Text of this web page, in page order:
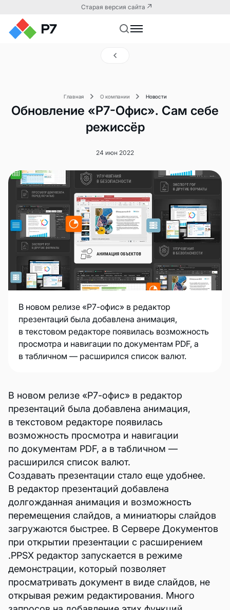
Старая версия сайта
Главная О компании Новости
Обновление «Р7-Офис». Сам себе
режиссёр
24 июн 2022
В новом релизе «Р7-офис» в редактор
презентаций была добавлена анимация,
в текстовом редакторе появилась возможность
просмотра и навигации по документам PDF, а
в табличном — расширился список валют.
В новом релизе «Р7-офис» в редактор
презентаций была добавлена анимация,
в текстовом редакторе появилась
возможность просмотра и навигации
по документам PDF, а в табличном —
расширился список валют.
Создавать презентации стало еще удобнее.
В редактор презентаций добавлена
долгожданная анимация и возможность
перемещения слайдов, а миниатюры слайдов
загружаются быстрее. В Сервере Документов
при открытии презентации с расширением
.PPSX редактор запускается в режиме
демонстрации, который позволяет
просматривать документ в виде слайдов, не
открывая режим редактирования. Много